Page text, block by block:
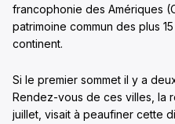
francophonie des Amériques
patrimoine commun des plus
continent.
Si le premier sommet il y a
Rendez-vous de ces villes, la
juillet, visait à peaufiner cette